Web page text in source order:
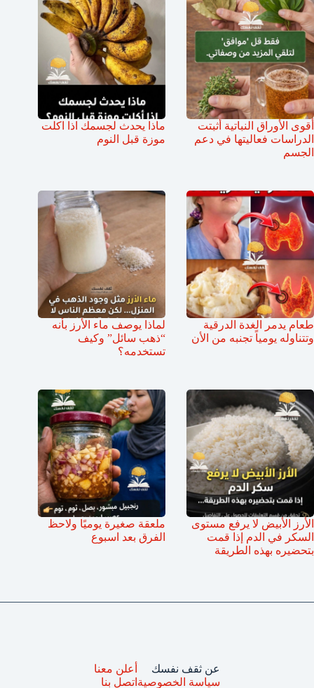
أقوى الأوراق النباتية أثبتت
الدراسات فعاليتها في دعم
الجسم
ماذا يحدث لجسمك اذا اكلت
موزة قبل النوم
طعام يدمر الغدة الدرقية
وتتناوله يومياً تجنبه من الأن
لماذا يوصف ماء الأرز بأنه
“ذهب سائل” وكيف
تستخدمه؟
الأرز الأبيض لا يرفع مستوى
السكر في الدم إذا قمت
بتحضيره بهذه الطريقة
ملعقة صغيرة يوميًا ولاحظ
الفرق بعد اسبوع
عن ثقف نفسك
سياسة الخصوصية
أعلن معنا
اتصل بنا